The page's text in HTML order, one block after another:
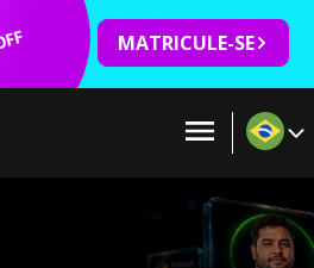
MATRICULE-SE